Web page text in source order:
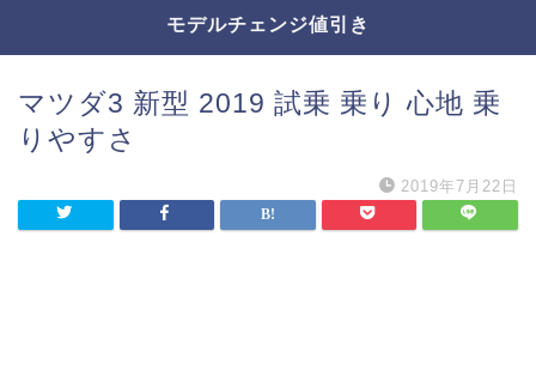
モデルチェンジ値引き
マツダ3 新型 2019 試乗 乗り 心地 乗
りやすさ
2019年7月22日